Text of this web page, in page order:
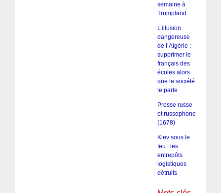
semaine à
Trumpland
L’illusion
dangereuse
de l’Algérie :
supprimer le
français des
écoles alors
que la société
le parle
Presse russe
et russophone
(1678)
Kiev sous le
feu : les
entrepôts
logistiques
détruits